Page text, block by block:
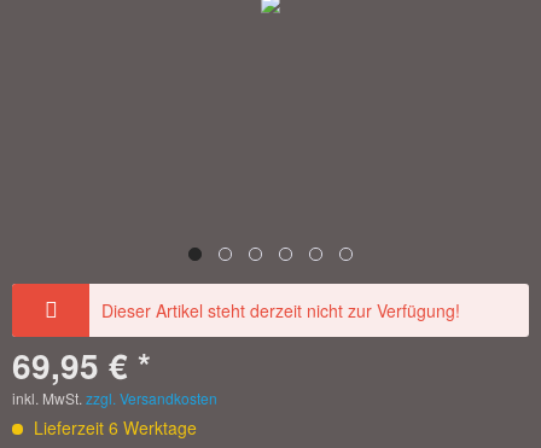
Dieser Artikel steht derzeit nicht zur Verfügung!
69,95 € *
inkl. MwSt. zzgl. Versandkosten
Lieferzeit 6 Werktage